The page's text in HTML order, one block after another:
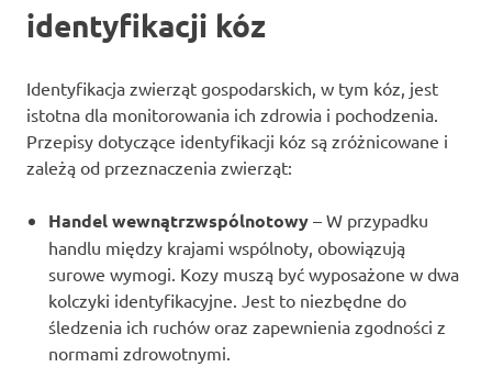
identyfikacji kóz
Identyfikacja zwierząt gospodarskich, w tym kóz, jest
istotna dla monitorowania ich zdrowia i pochodzenia.
Przepisy dotyczące identyfikacji kóz są zróżnicowane i
zależą od przeznaczenia zwierząt:
Handel wewnątrzwspólnotowy – W przypadku
handlu między krajami wspólnoty, obowiązują
surowe wymogi. Kozy muszą być wyposażone w dwa
kolczyki identyfikacyjne. Jest to niezbędne do
śledzenia ich ruchów oraz zapewnienia zgodności z
normami zdrowotnymi.